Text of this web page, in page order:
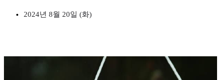
2024년 8월 20일 (화)